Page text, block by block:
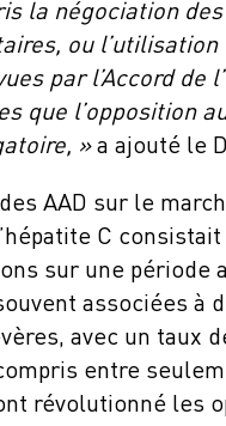
la négociation
, ou l’utilisation
par l’Accord de
que l’opposition
, » a ajouté le
AAD sur le
C consistait
sur une période
associées à
avec un taux
entre
révolutionné les